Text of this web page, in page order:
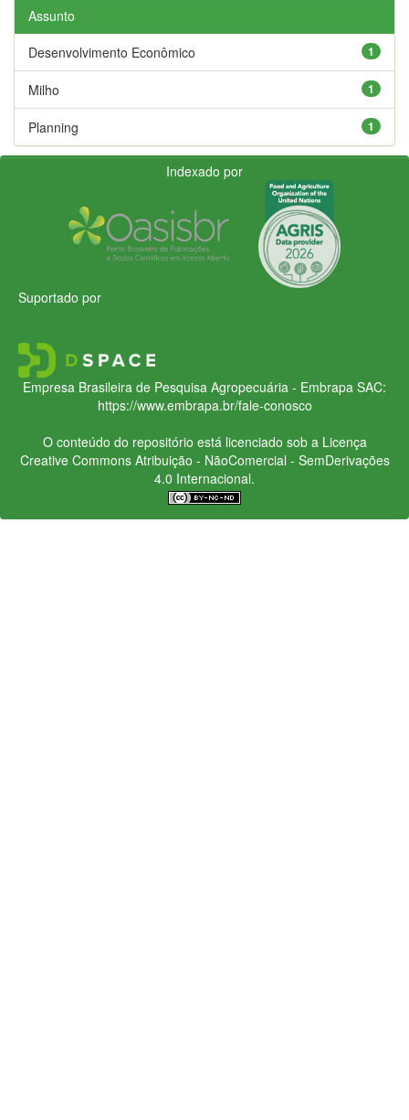
Assunto
1
Desenvolvimento Econômico
1
Milho
1
Planning
Indexado por
Suportado por
Empresa Brasileira de Pesquisa Agropecuária - Embrapa SAC:
https://www.embrapa.br/fale-conosco
O conteúdo do repositório está licenciado sob a Licença
Creative CommonsAtribuição - NãoComercial - SemDerivações
4.0 Internacional.